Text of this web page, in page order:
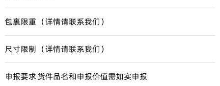
包裹限重 （详情请联系我们）
尺寸限制 （详情请联系我们）
申报要求货件品名和申报价值需如实申报